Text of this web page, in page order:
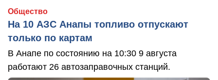
Общество
На 10 АЗС Анапы топливо отпускают
только по картам
В Анапе по состоянию на 10:30 9 августа
работают 26 автозаправочных станций.